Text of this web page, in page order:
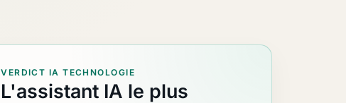
VERDICT IA TECHNOLOGIE
L'assistant IA le plus